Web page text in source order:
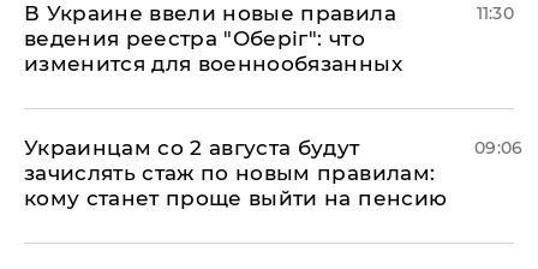
В Украине ввели новые правила
ведения реестра "Оберіг": что
изменится для военнообязанных
11:30
Украинцам со 2 августа будут
зачислять стаж по новым правилам:
кому станет проще выйти на пенсию
09:06